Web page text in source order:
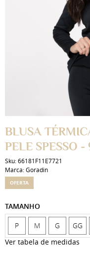
BLUSA
PELE SPESSO -
Sku:66181F11E7721
Marca:Goradin
OFERTA
TAMANHO
P M G GG
Ver tabela de medidas